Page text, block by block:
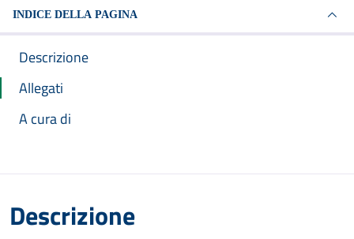
INDICE DELLA PAGINA
Descrizione
Allegati
A cura di
Descrizione